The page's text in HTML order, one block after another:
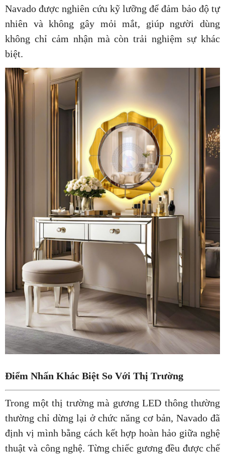
Navado được nghiên cứu kỹ lưỡng để đảm bảo độ tự
nhiên và không gây mỏi mắt, giúp người dùng
không chỉ cảm nhận mà còn trải nghiệm sự khác
biệt.
Điểm Nhấn Khác Biệt So Với Thị Trường
Trong một thị trường mà gương LED thông thường
thường chỉ dừng lại ở chức năng cơ bản, Navado đã
định vị mình bằng cách kết hợp hoàn hảo giữa nghệ
thuật và công nghệ. Từng chiếc gương đều được chế